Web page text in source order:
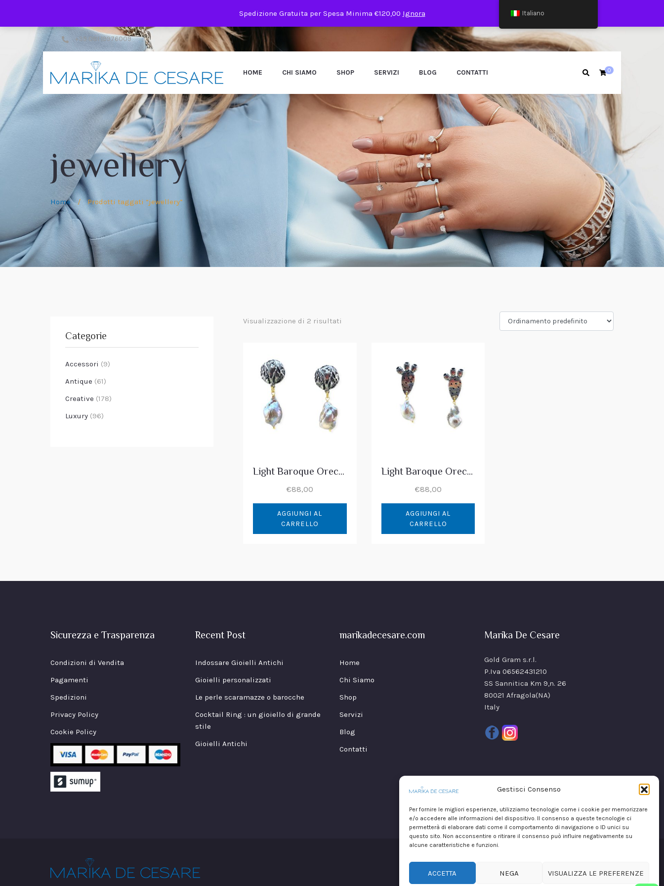
Gestisci Consenso
Per fornire le migliori esperienze, utilizziamo tecnologie come i cookie per memorizzare
e/o accedere alle informazioni del dispositivo. Il consenso a queste tecnologie ci
permetterà di elaborare dati come il comportamento di navigazione o ID unici su
questo sito. Non acconsentire o ritirare il consenso può influire negativamente su
alcune caratteristiche e funzioni.
ACCETTA NEGA VISUALIZZA LE PREFERENZE
Spedizione Gratuita per Spesa Minima €120,00 Ignora
+39 081 19976009
HOME CHI SIAMO SHOP SERVIZI BLOG CONTATTI 0
jewellery
Home / Prodotti taggati “jewellery”
Visualizzazione di 2 risultati
Light Baroque Orecchini Perle Barocche Button
€88,00
AGGIUNGI AL
CARRELLO
Light Baroque Orecchini Perle Barocche Foglia
€88,00
AGGIUNGI AL
CARRELLO
Categorie
Accessori (9)
Antique (61)
Creative (178)
Luxury (96)
Sicurezza e Trasparenza
Condizioni di Vendita
Pagamenti
Spedizioni
Privacy Policy
Cookie Policy
Recent Post
Indossare Gioielli Antichi
Gioielli personalizzati
Le perle scaramazze o barocche
Cocktail Ring : un gioiello di grande
stile
Gioielli Antichi
marikadecesare.com
Home
Chi Siamo
Shop
Servizi
Blog
Contatti
Marika De Cesare
Gold Gram s.r.l.
P.Iva 06562431210
SS Sannitica Km 9,n. 26
80021 Afragola(NA)
Italy
Italiano